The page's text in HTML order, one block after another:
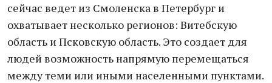
сейчас ведет из Смоленска в Петербург и
охватывает несколько регионов: Витебскую
область и Псковскую область. Это создает для
людей возможность напрямую перемещаться
между теми или иными населенными пунктами.